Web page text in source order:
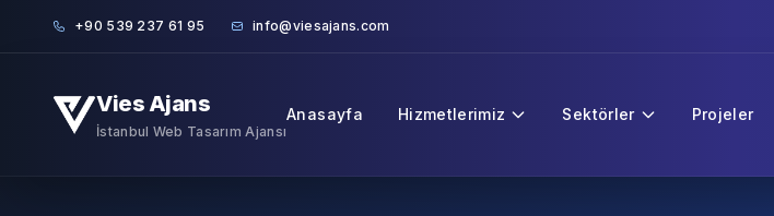
+90 539 237 61 95 info@viesajans.com
Vies Ajans
İstanbul Web Tasarım Ajansı
Anasayfa Hizmetlerimiz Sektörler Projeler